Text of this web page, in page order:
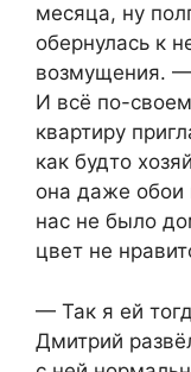
месяца, ну
обернулась к
возмущения.
И всё по-
квартиру
как будто
она даже обои
нас не было
цвет не
— Так я ей
Дмитрий